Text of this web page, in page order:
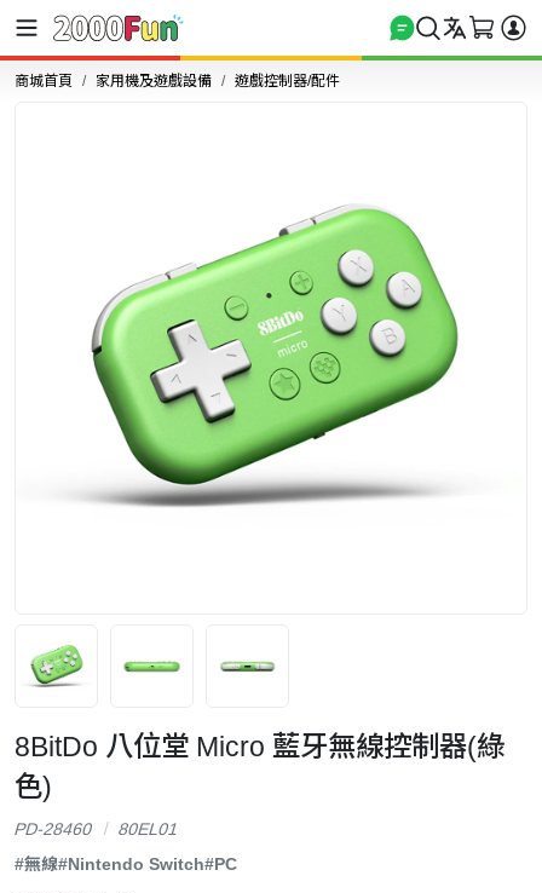
商城首頁 家用機及遊戲設備 遊戲控制器/配件
8BitDo 八位堂 Micro 藍牙無線控制器(綠
色)
PD-28460
80EL01
#無線#Nintendo Switch#PC